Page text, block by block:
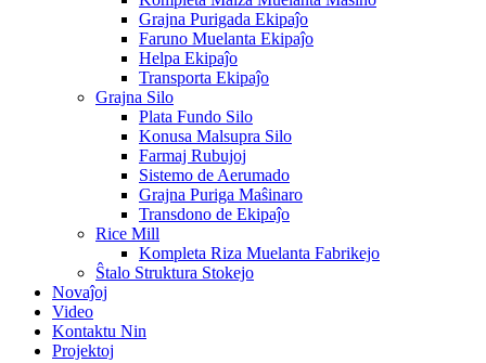
Grajna Purigada Ekipaĵo
Faruno Muelanta Ekipaĵo
Helpa Ekipaĵo
Transporta Ekipaĵo
Grajna Silo
Plata Fundo Silo
Konusa Malsupra Silo
Farmaj Rubujoj
Sistemo de Aerumado
Grajna Puriga Maŝinaro
Transdono de Ekipaĵo
Rice Mill
Kompleta Riza Muelanta Fabrikejo
Ŝtalo Struktura Stokejo
Novaĵoj
Video
Kontaktu Nin
Projektoj